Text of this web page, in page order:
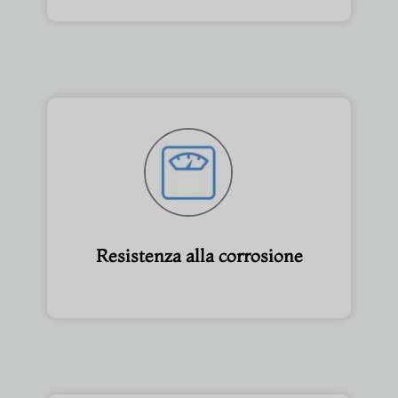
Resistenza alla corrosione